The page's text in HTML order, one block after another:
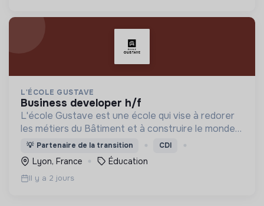
L'ÉCOLE GUSTAVE
business developer h/f
L'école Gustave est une école qui vise à redorer
les métiers du Bâtiment et à construire le monde
de demain. Notre ESS recrute ses apprenants en
fonction de leur motivation et non de leur diplôme.
💡 Partenaire de la transition CDI
Lyon, France Éducation
Il y a 2 jours